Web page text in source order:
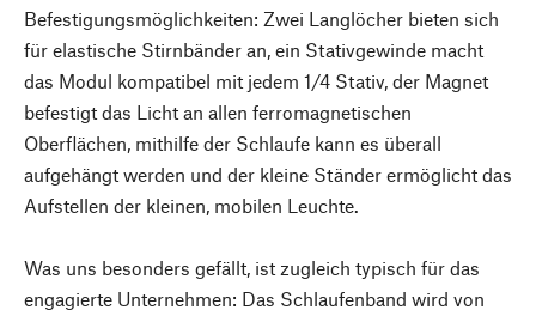
Befestigungsmöglichkeiten: Zwei Langlöcher bieten sich
für elastische Stirnbänder an, ein Stativgewinde macht
das Modul kompatibel mit jedem 1/4 Stativ, der Magnet
befestigt das Licht an allen ferromagnetischen
Oberflächen, mithilfe der Schlaufe kann es überall
aufgehängt werden und der kleine Ständer ermöglicht das
Aufstellen der kleinen, mobilen Leuchte.
Was uns besonders gefällt, ist zugleich typisch für das
engagierte Unternehmen: Das Schlaufenband wird von